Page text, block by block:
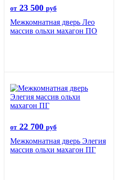
от 23 500 руб
Межкомнатная дверь Лео
массив ольхи махагон ПО
от 22 700 руб
Межкомнатная дверь Элегия
массив ольхи махагон ПГ